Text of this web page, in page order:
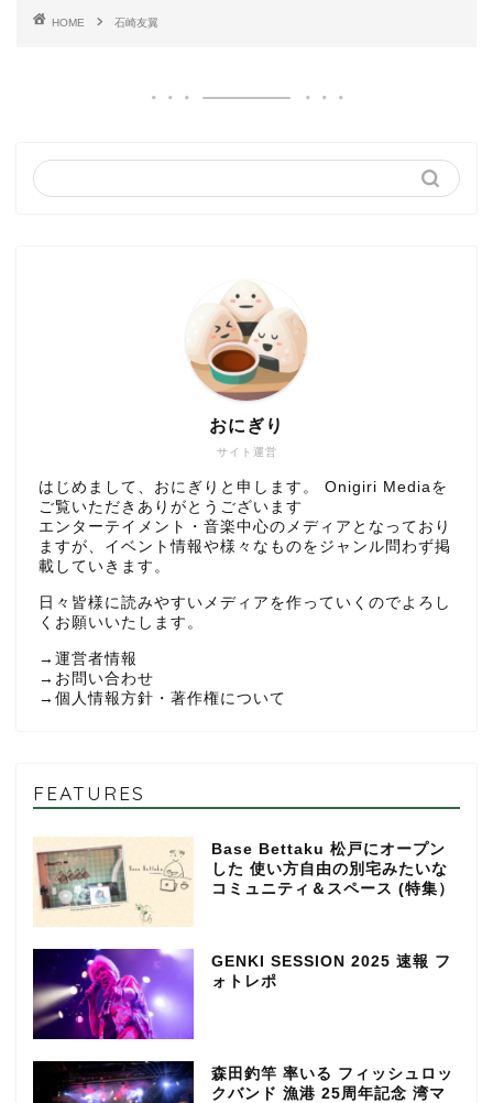
HOME 石崎友翼
サイト運営
おにぎり
はじめまして、おにぎりと申します。 Onigiri Mediaを
ご覧いただきありがとうございます
エンターテイメント・音楽中心のメディアとなっており
ますが、イベント情報や様々なものをジャンル問わず掲
載していきます。
日々皆様に読みやすいメディアを作っていくのでよろし
くお願いいたします。
→ 運営者情報
→ お問い合わせ
→ 個人情報方針・著作権について
FEATURES
Base Bettaku 松戸にオープン
した 使い方自由の別宅みたいな
コミュニティ＆スペース (特集）
GENKI SESSION 2025 速報 フ
ォトレポ
森田釣竿 率いる フィッシュロッ
クバンド 漁港 25周年記念 湾マ